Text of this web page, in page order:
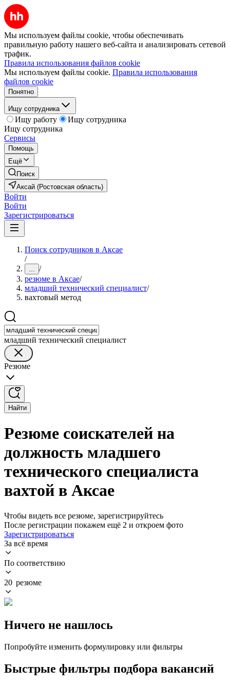
Мы используем файлы cookie, чтобы обеспечивать
правильную работу нашего веб-сайта и анализировать сетевой
трафик.
Правила использования файлов cookie
Мы используем файлы cookie. Правила использования
файлов cookie
Понятно
Ищу сотрудника
Ищу работу
Ищу сотрудника
Ищу сотрудника
Сервисы
Помощь
Ещё
Поиск
Аксай (Ростовская область)
Войти
Войти
Зарегистрироваться
Поиск сотрудников в Аксае
/
... /
резюме в Аксае/
младший технический специалист/
вахтовый метод
младший технический специалист
Резюме
Найти
Резюме соискателей на
должность младшего
технического специалиста
вахтой в Аксае
Чтобы видеть все резюме, зарегистрируйтесь
После регистрации покажем ещё 2 и откроем фото
Зарегистрироваться
За всё время
По соответствию
20 резюме
Ничего не нашлось
Попробуйте изменить формулировку или фильтры
Быстрые фильтры подбора вакансий